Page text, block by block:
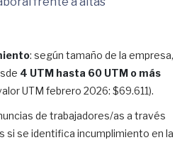
: según tamaño de la empresa,
4 UTM hasta 60 UTM o más
UTM febrero 2026: $69.611).
de trabajadores/as a través
si se identifica incumplimiento en la